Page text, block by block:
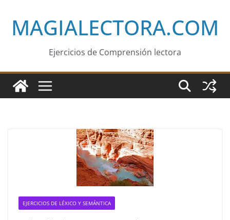
contenido
MAGIALECTORA.COM
Ejercicios de Comprensión lectora
EJERCICIOS DE LÉXICO Y SEMÁNTICA